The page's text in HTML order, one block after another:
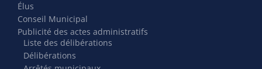
Élus
Conseil Municipal
Publicité des actes administratifs
Liste des délibérations
Délibérations